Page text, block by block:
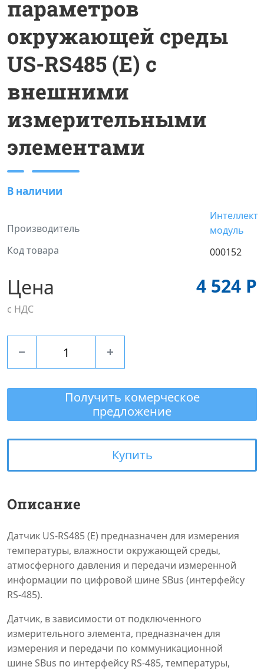
параметров
окружающей среды
US-RS485 (E) с
внешними
измерительными
элементами
В наличии
Производитель
Интеллект
модуль
Код товара
000152
Цена
с НДС
4 524 Р
Получить комерческое
предложение
Купить
Описание
Датчик US-RS485 (E) предназначен для измерения
температуры, влажности окружающей среды,
атмосферного давления и передачи измеренной
информации по цифровой шине SBus (интерфейсу
RS-485).
Датчик, в зависимости от подключенного
измерительного элемента, предназначен для
измерения и передачи по коммуникационной
шине SBus по интерфейсу RS-485, температуры,